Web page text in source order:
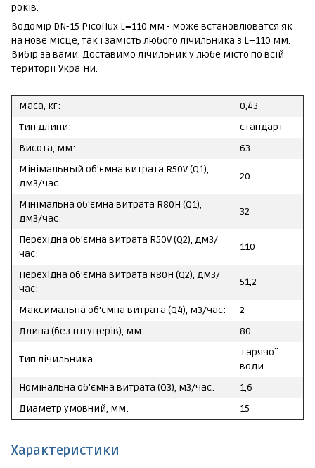
років.
Водомір DN-15 Picoflux L=110 мм - може встановлюватся як
на нове місце, так і замість любого лічильника з L=110 мм.
Вибір за вами. Доставимо лічильник у любе місто по всій
території України.
Маса, кг:
0,43
Тип длини:
стандарт
Висота, мм:
63
Мінімальный об'ємна витрата R50V (Q1),
дм3/час:
20
Мінімальна об'ємна витрата R80H (Q1),
дм3/час:
32
Перехідна об'ємна витрата R50V (Q2), дм3/
час:
110
Перехідна об'ємна витрата R80H (Q2), дм3/
час:
51,2
Максимальна об'ємна витрата (Q4), м3/час:
2
Длина (без штуцерів), мм:
80
Тип лічильника:
гарячої
води
Номінальна об'ємна витрата (Q3), м3/час:
1,6
Диаметр умовний, мм:
15
Характеристики